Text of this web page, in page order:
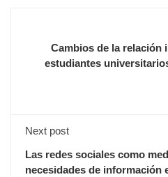
Cambios de la relación
estudiantes
Next post
Las redes sociales como
necesidades de información